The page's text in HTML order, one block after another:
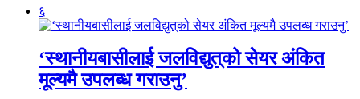
६
‘स्थानीयबासीलाई जलविद्युत्‌को सेयर अंकित
मूल्यमै उपलब्ध गराउनु’